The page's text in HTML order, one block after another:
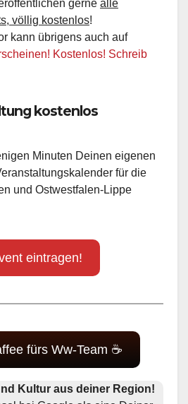
gerne alle
völlig kostenlos!
kann übrigens auch auf
Kostenlos! Schreib
kostenlos
Minuten Deinen eigenen
für die
und Ostwestfalen-Lippe
eintragen!
fürs Ww-Team ☕
Kultur aus deiner Region!